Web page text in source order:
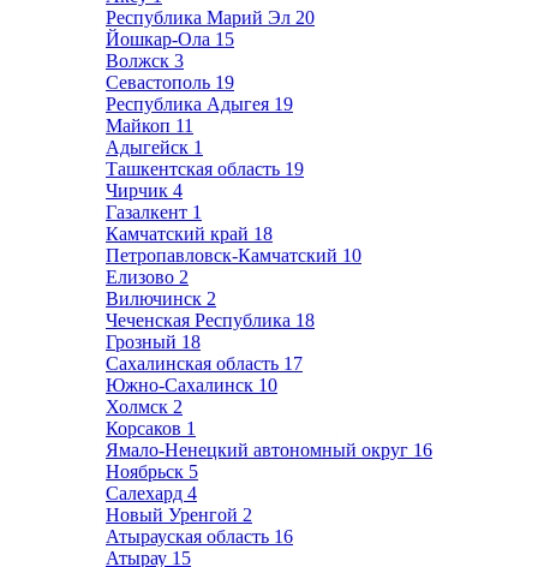
Республика Марий Эл 20
Йошкар-Ола 15
Волжск 3
Севастополь 19
Республика Адыгея 19
Майкоп 11
Адыгейск 1
Ташкентская область 19
Чирчик 4
Газалкент 1
Камчатский край 18
Петропавловск-Камчатский 10
Елизово 2
Вилючинск 2
Чеченская Республика 18
Грозный 18
Сахалинская область 17
Южно-Сахалинск 10
Холмск 2
Корсаков 1
Ямало-Ненецкий автономный округ 16
Ноябрьск 5
Салехард 4
Новый Уренгой 2
Атырауская область 16
Атырау 15